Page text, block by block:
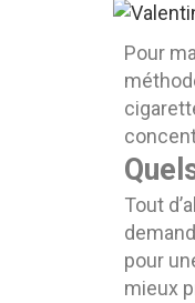
Pour
Tout
pour
mieux